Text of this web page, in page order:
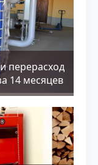
перерасход
14 месяцев